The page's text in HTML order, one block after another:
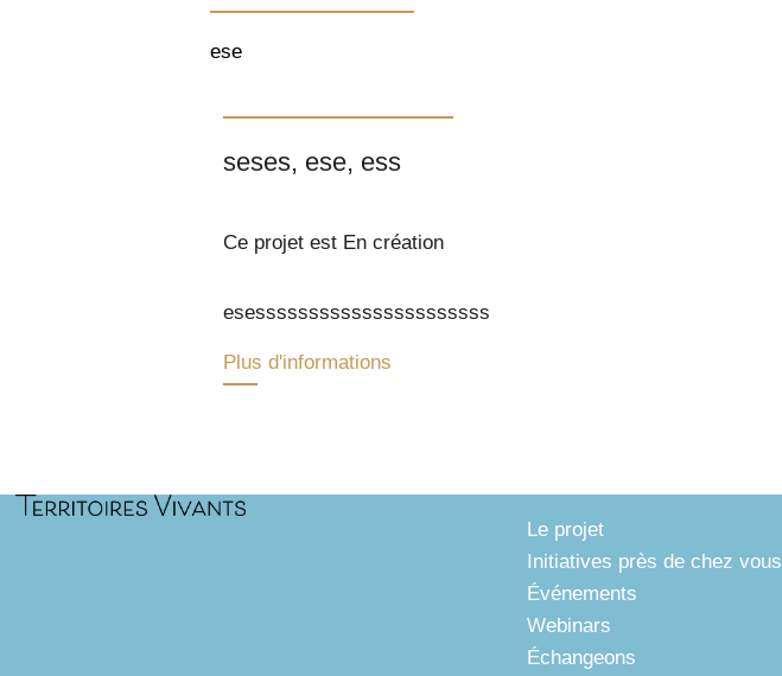
ese
seses, ese, ess
Ce projet est En création
esessssssssssssssssssssss
Plus d'informations
Le projet
Initiatives près de chez vous
Événements
Webinars
Échangeons